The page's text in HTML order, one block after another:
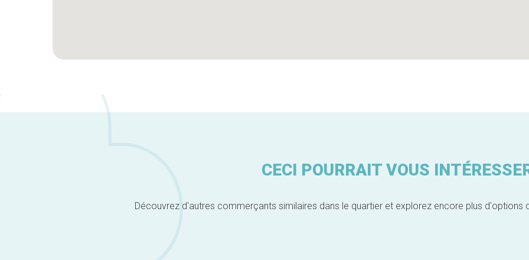
CECI POURRAIT VOUS
Découvrez d'autres commerçants similaires dans le quartier et explorez encore plus d'options